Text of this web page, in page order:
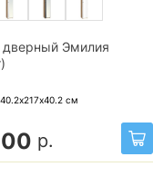
Эмилия
40.2х217х40.2 см
р.